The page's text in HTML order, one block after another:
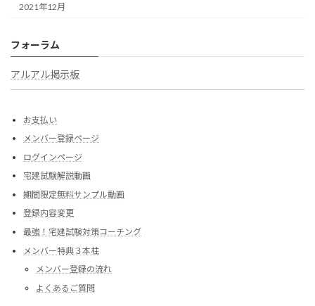
2021年12月
フォーラム
アルアル掲示板
お支払い
メンバー登録ページ
ログインページ
宅建試験解説動画
期間限定無料サンプル動画
登録内容変更
最強！宅建試験対策コーチング
メンバー特典３本柱
メンバー登録の流れ
よくあるご質問